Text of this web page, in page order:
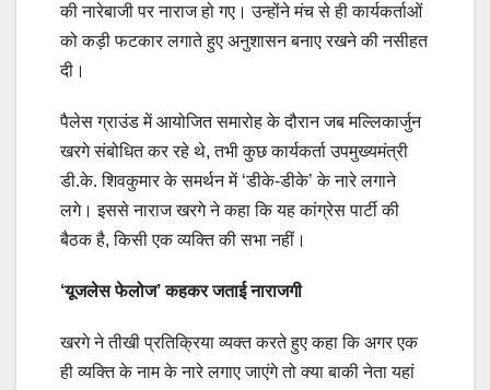
की नारेबाजी पर नाराज हो गए। उन्होंने मंच से ही कार्यकर्ताओं
को कड़ी फटकार लगाते हुए अनुशासन बनाए रखने की नसीहत
दी।
पैलेस ग्राउंड में आयोजित समारोह के दौरान जब मल्लिकार्जुन
खरगे संबोधित कर रहे थे, तभी कुछ कार्यकर्ता उपमुख्यमंत्री
डी.के. शिवकुमार के समर्थन में ‘डीके-डीके’ के नारे लगाने
लगे। इससे नाराज खरगे ने कहा कि यह कांग्रेस पार्टी की
बैठक है, किसी एक व्यक्ति की सभा नहीं।
‘यूजलेस फेलोज’ कहकर जताई नाराजगी
खरगे ने तीखी प्रतिक्रिया व्यक्त करते हुए कहा कि अगर एक
ही व्यक्ति के नाम के नारे लगाए जाएंगे तो क्या बाकी नेता यहां